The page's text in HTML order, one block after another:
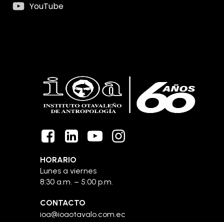
YouTube
HORARIO
Lunes a viernes
8:30 a.m. – 5:00 p.m.
CONTACTO
ioa@ioaotavalo.com.ec